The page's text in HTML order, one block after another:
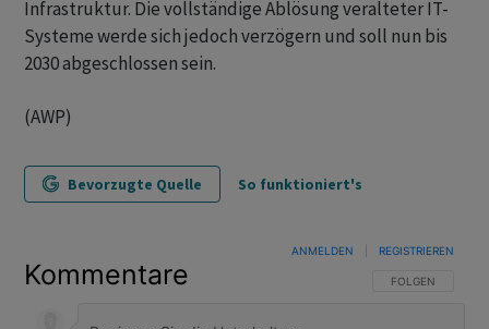
Infrastruktur. Die vollständige Ablösung veralteter IT-
Systeme werde sich jedoch verzögern und soll nun bis
2030 abgeschlossen sein.
(AWP)
Bevorzugte Quelle So funktioniert's
Kommentare FOLGE DIESER
FOLGEN
ANMELDEN REGISTRIEREN